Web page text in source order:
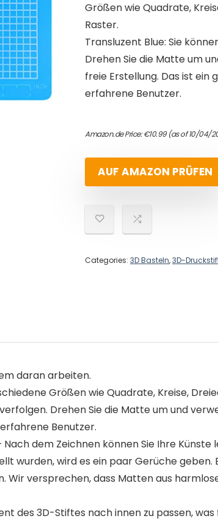
Größen wie Quadrate,
Raster.
Transluzent Blue: Sie
Drehen Sie die Matte um
freie Erstellung. Das ist
erfahrene Benutzer.
Amazon.de Price:€10.99(as of 10/04/
AUF AMAZON PRÜFEN
Categories: 3D Basteln,3D-
daran arbeiten.
Größen wie Quadrate, Kreise,
Drehen Sie die Matte um und
Benutzer.
dem Zeichnen können Sie Ihre
wurden, wird es ein paar Gerüche
Wir versprechen, dass Matten aus
des 3D-Stiftes nach innen zu passen,